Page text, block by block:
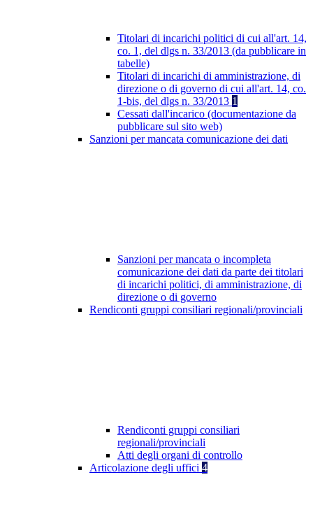
Titolari di incarichi politici di cui all'art. 14,
co. 1, del dlgs n. 33/2013 (da pubblicare in
tabelle)
Titolari di incarichi di amministrazione, di
direzione o di governo di cui all'art. 14, co.
1-bis, del dlgs n. 33/2013 1
Cessati dall'incarico (documentazione da
pubblicare sul sito web)
Sanzioni per mancata comunicazione dei dati
Sanzioni per mancata o incompleta
comunicazione dei dati da parte dei titolari
di incarichi politici, di amministrazione, di
direzione o di governo
Rendiconti gruppi consiliari regionali/provinciali
Rendiconti gruppi consiliari
regionali/provinciali
Atti degli organi di controllo
Articolazione degli uffici 4